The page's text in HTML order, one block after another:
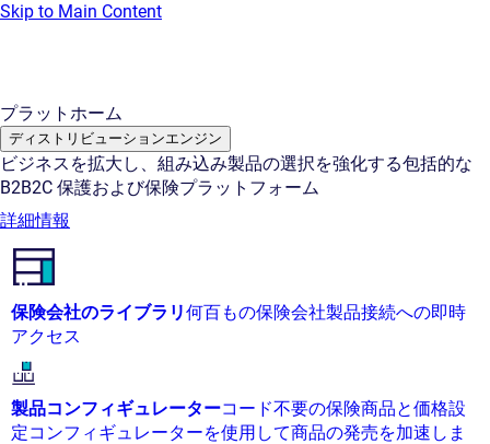
Skip to Main Content
プラットホーム
ディストリビューションエンジン
ビジネスを拡大し、組み込み製品の選択を強化する包括的な
B2B2C 保護および保険プラットフォーム
詳細情報
保険会社のライブラリ何百もの保険会社製品接続への即時
アクセス
製品コンフィギュレーターコード不要の保険商品と価格設
定コンフィギュレーターを使用して商品の発売を加速しま